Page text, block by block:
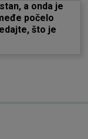
a onda je
počelo
što je